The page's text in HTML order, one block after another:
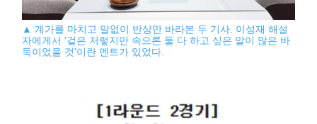
▲ 계가를 마치고 말없이 반상만 바라본 두 기사. 이성재 해설
자에게서 '겉은 저렇지만 속으론 둘 다 하고 싶은 말이 많은 바
둑이었을 것'이란 멘트가 있었다.